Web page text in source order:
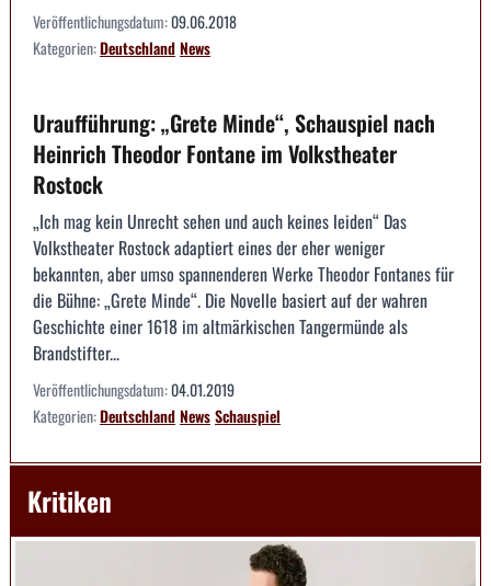
Veröffentlichungsdatum:09.06.2018
Kategorien:DeutschlandNews
Uraufführung: „Grete Minde“, Schauspiel nach
Heinrich Theodor Fontane im Volkstheater
Rostock
„Ich mag kein Unrecht sehen und auch keines leiden“ Das
Volkstheater Rostock adaptiert eines der eher weniger
bekannten, aber umso spannenderen Werke Theodor Fontanes für
die Bühne: „Grete Minde“. Die Novelle basiert auf der wahren
Geschichte einer 1618 im altmärkischen Tangermünde als
Brandstifter...
Veröffentlichungsdatum:04.01.2019
Kategorien:DeutschlandNewsSchauspiel
Kritiken